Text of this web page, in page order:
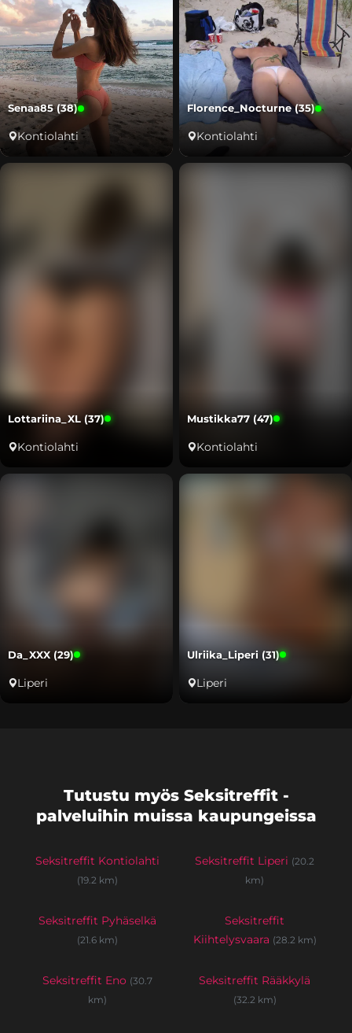
Senaa85 (38)
Kontiolahti
Florence_Nocturne (35)
Kontiolahti
Lottariina_XL (37)
Kontiolahti
Mustikka77 (47)
Kontiolahti
Da_XXX (29)
Liperi
Ulriika_Liperi (31)
Liperi
Tutustu myös Seksitreffit -
palveluihin muissa kaupungeissa
Seksitreffit Kontiolahti
(19.2 km)
Seksitreffit Liperi (20.2
km)
Seksitreffit Pyhäselkä
(21.6 km)
Seksitreffit
Kiihtelysvaara (28.2 km)
Seksitreffit Eno (30.7
km)
Seksitreffit Rääkkylä
(32.2 km)